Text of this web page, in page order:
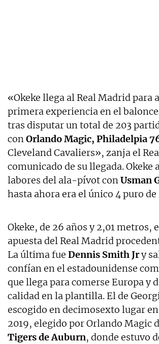
«Okeke llega al Real Madrid para
primera experiencia en el
tras disputar un total de 203
conOrlando Magic, Philadelpia
Cleveland Cavaliers», zanja el
comunicado de su llegada. Okeke
labores del ala-pívot conUsman
hasta ahora era el único 4 puro
Okeke, de 26 años y 2,01 metros,
apuesta del Real Madrid
La última fue Dennis Smith Jry
confían en el estadounidense
que llega para comerse Europa y
calidad en la plantilla. El de
escogido en decimosexto lugar
2019, elegido por Orlando Magic
Tigers de Auburn, donde estuvo